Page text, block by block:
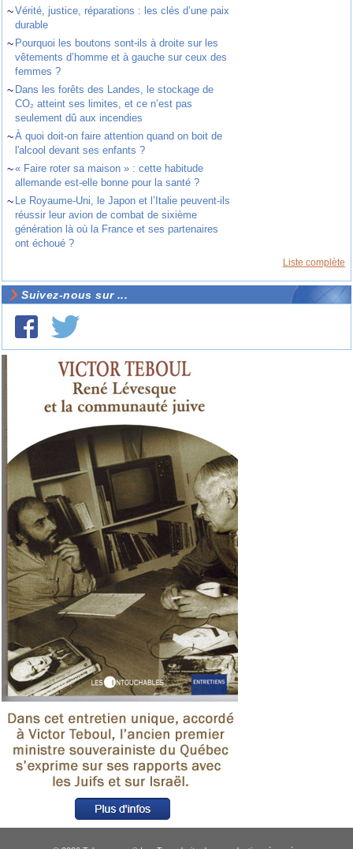
~Vérité, justice, réparations : les clés d’une paix
durable
~ Pourquoi les boutons sont-ils à droite sur les
vêtements d’homme et à gauche sur ceux des
femmes ?
~ Dans les forêts des Landes, le stockage de
CO₂ atteint ses limites, et ce n’est pas
seulement dû aux incendies
~À quoi doit-on faire attention quand on boit de
l'alcool devant ses enfants ?
~« Faire roter sa maison » : cette habitude
allemande est-elle bonne pour la santé ?
~ Le Royaume-Uni, le Japon et l’Italie peuvent-ils
réussir leur avion de combat de sixième
génération là où la France et ses partenaires
ont échoué ?
Liste complète
Suivez-nous sur ...